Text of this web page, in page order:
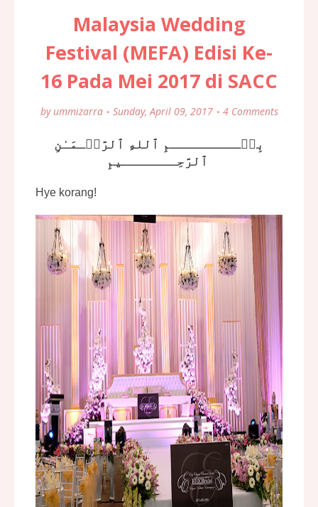
Malaysia Wedding
Festival (MEFA) Edisi Ke-
16 Pada Mei 2017 di SACC
by ummizarra Sunday, April 09, 2017 4 Comments
بِسۡـــــــــمِ ٱللهِ ٱلرَّحۡـمَـٰنِ
Hye korang!